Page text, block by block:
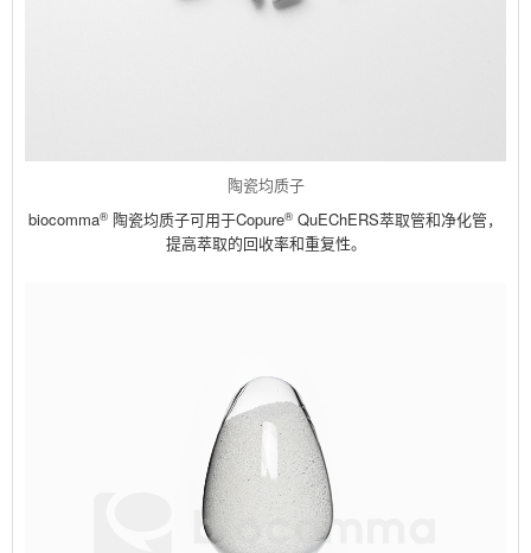
陶瓷均质子
biocomma® 陶瓷均质子可用于Copure® QuEChERS萃取管和净化管，
提高萃取的回收率和重复性。